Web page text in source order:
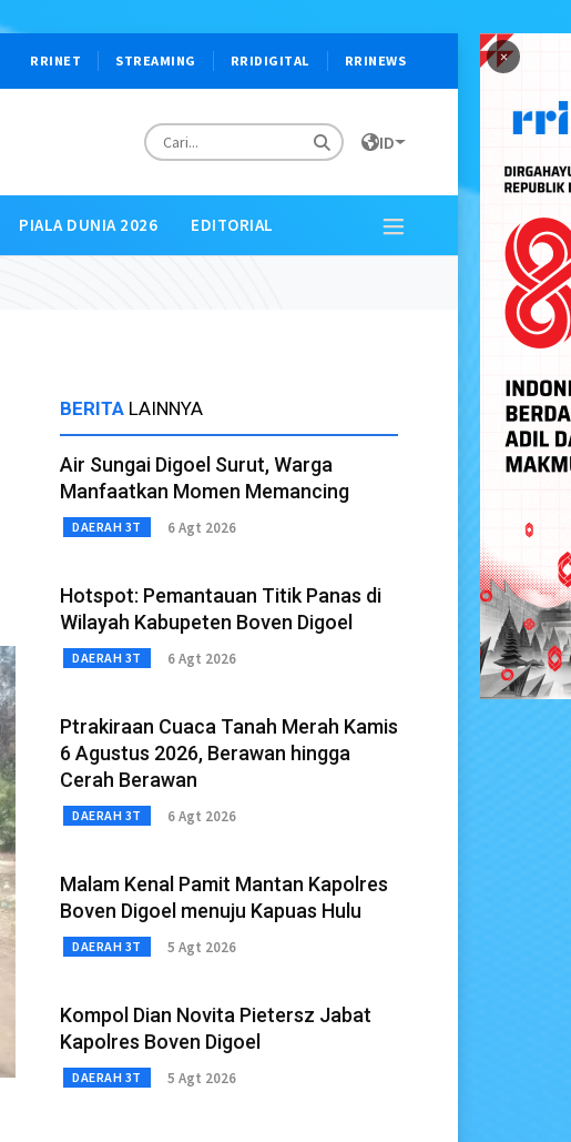
×
RRINET STREAMING RRIDIGITAL RRINEWS
ID
PIALA DUNIA 2026 EDITORIAL
BERITA LAINNYA
Air Sungai Digoel Surut, Warga
Manfaatkan Momen Memancing
DAERAH 3T 6 Agt 2026
Hotspot: Pemantauan Titik Panas di
Wilayah Kabupeten Boven Digoel
DAERAH 3T 6 Agt 2026
Ptrakiraan Cuaca Tanah Merah Kamis
6 Agustus 2026, Berawan hingga
Cerah Berawan
DAERAH 3T 6 Agt 2026
Malam Kenal Pamit Mantan Kapolres
Boven Digoel menuju Kapuas Hulu
DAERAH 3T 5 Agt 2026
Kompol Dian Novita Pietersz Jabat
Kapolres Boven Digoel
DAERAH 3T 5 Agt 2026